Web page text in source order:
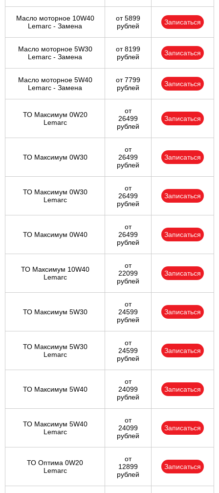
Масло моторное 10W40
Lemarc - Замена
от 5899
рублей
Записаться
Масло моторное 5W30
Lemarc - Замена
от 8199
рублей
Записаться
Масло моторное 5W40
Lemarc - Замена
от 7799
рублей
Записаться
ТО Максимум 0W20
Lemarc
от
26499
рублей
Записаться
ТО Максимум 0W30
от
26499
рублей
Записаться
ТО Максимум 0W30
Lemarc
от
26499
рублей
Записаться
ТО Максимум 0W40
от
26499
рублей
Записаться
ТО Максимум 10W40
Lemarc
от
22099
рублей
Записаться
ТО Максимум 5W30
от
24599
рублей
Записаться
ТО Максимум 5W30
Lemarc
от
24599
рублей
Записаться
ТО Максимум 5W40
от
24099
рублей
Записаться
ТО Максимум 5W40
Lemarc
от
24099
рублей
Записаться
ТО Оптима 0W20
Lemarc
от
12899
рублей
Записаться